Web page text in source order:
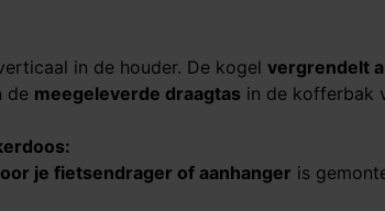
in de houder. De kogel vergrendelt
de meegeleverde draagtas in de kofferbak
je fietsendrager of aanhanger is